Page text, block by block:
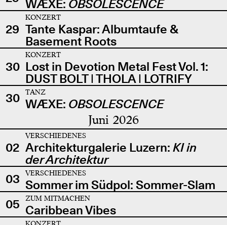
WÆXE: OBSOLESCENCE
29
KONZERT
Tante Kaspar: Albumtaufe &
Basement Roots
30
KONZERT
Lost in Devotion Metal Fest Vol. 1:
DUST BOLT | THOLA | LOTRIFY
30
TANZ
WÆXE: OBSOLESCENCE
Juni 2026
02
VERSCHIEDENES
Architekturgalerie Luzern: KI in
der Architektur
03
VERSCHIEDENES
Sommer im Südpol: Sommer-Slam
05
ZUM MITMACHEN
Caribbean Vibes